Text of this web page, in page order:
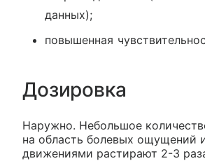
данных);
повышенная
Дозировка
Наружно. Небольшое
на область болевых ощущений
движениями растирают 2-3